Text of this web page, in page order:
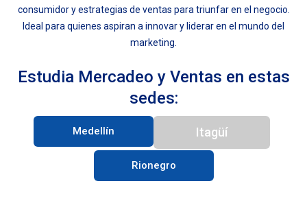
consumidor y estrategias de ventas para triunfar en el negocio.
Ideal para quienes aspiran a innovar y liderar en el mundo del
marketing.
Estudia Mercadeo y Ventas en estas
sedes:
Medellín Itagüí
Rionegro